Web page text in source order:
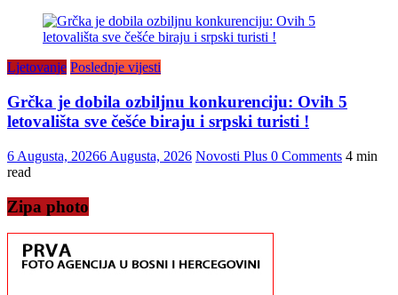
Ljetovanje Poslednje vijesti
Grčka je dobila ozbiljnu konkurenciju: Ovih 5
letovališta sve češće biraju i srpski turisti !
6 Augusta, 20266 Augusta, 2026 Novosti Plus 0 Comments 4 min
read
Zipa photo